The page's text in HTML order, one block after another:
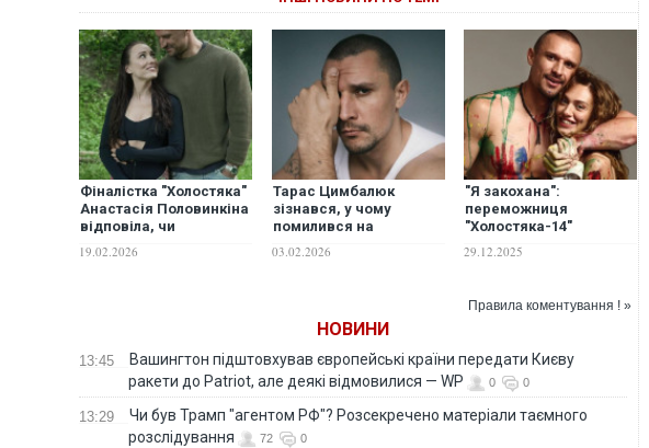
Фіналістка "Холостяка"
Анастасія Половинкіна
відповіла, чи
спілкується з Тарасом
Цимбалюком
19.02.2026
Тарас Цимбалюк
зізнався, у чому
помилився на
"Холостяку" і чим його
розчарувало шоу
03.02.2026
"Я закохана":
переможниця
"Холостяка-14"
показала фото з
Тарасом Цимбалюком
29.12.2025
Правила коментування ! »
НОВИНИ
13:45
Вашингтон підштовхував європейські країни передати Києву
ракети до Patriot, але деякі відмовилися — WP
0 0
13:29
Чи був Трамп "агентом РФ"? Розсекречено матеріали таємного
розслідування
72 0